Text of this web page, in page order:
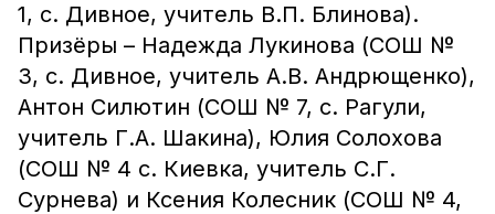
1, с. Дивное, учитель В.П. Блинова).
Призёры – Надежда Лукинова (СОШ №
3, с. Дивное, учитель А.В. Андрющенко),
Антон Силютин (СОШ № 7, с. Рагули,
учитель Г.А. Шакина), Юлия Солохова
(СОШ № 4 с. Киевка, учитель С.Г.
Сурнева) и Ксения Колесник (СОШ № 4,